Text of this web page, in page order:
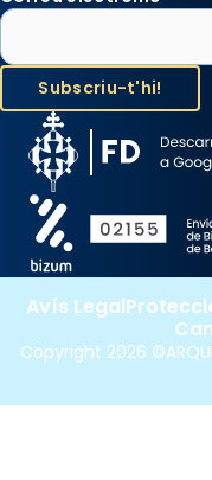
Copyright 2026
Avís Legal